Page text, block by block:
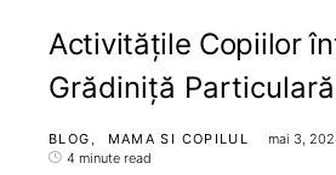
Activitățile Copiilor
Grădiniță Particulară
BLOG MAMA SI COPILUL mai 3,
4 minute read